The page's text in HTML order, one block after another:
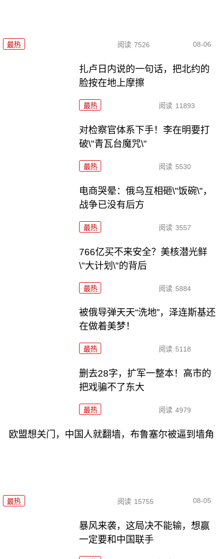
最热 阅读 7526 08-06
扎卢日内说的一句话，把北约的
脸按在地上摩擦
最热 阅读 11893
对检察官体系下手！李在明要打
破\"青瓦台魔咒\"
最热 阅读 5530
电商哭晕：俄乌互相砸\"饭碗\"，
战争已没有后方
最热 阅读 3557
766亿买不来安全？美核潜光鲜
\"大计划\"的背后
最热 阅读 5884
被俄导弹天天“洗地”，泽连斯基还
在做着美梦！
最热 阅读 5118
删去28字，扩军一整本！高市的
把戏骗不了东大
最热 阅读 4979
欧盟想关门，中国人就翻墙，布鲁塞尔被逼到墙角
最热 阅读 15755 08-05
暴风来袭，这局决不能输，想赢
一定要和中国联手